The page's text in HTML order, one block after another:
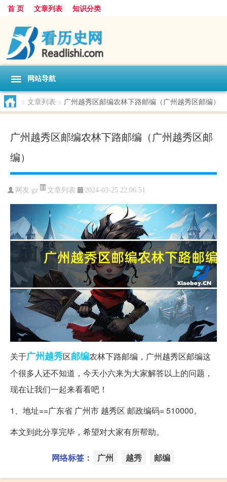
首 页 文章列表 知识分类
网站导航
> 文章列表 > 广州越秀区邮编农林下路邮编（广州越秀区邮编）
广州越秀区邮编农林下路邮编（广州越秀区邮
编）
网友:gz 文章列表 2024-03-25 22:06:51
关于广州越秀区邮编农林下路邮编，广州越秀区邮编这
个很多人还不知道，今天小六来为大家解答以上的问题，
现在让我们一起来看看吧！
1、地址==广东省 广州市 越秀区 邮政编码= 510000。
本文到此分享完毕，希望对大家有所帮助。
网络标签： 广州 越秀 邮编